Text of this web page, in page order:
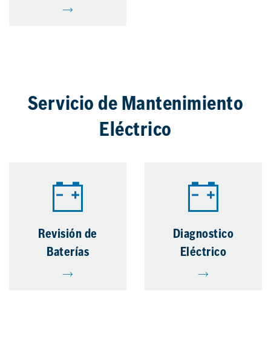
Servicio de Mantenimiento
Eléctrico
Revisión de
Baterías
Diagnostico
Eléctrico